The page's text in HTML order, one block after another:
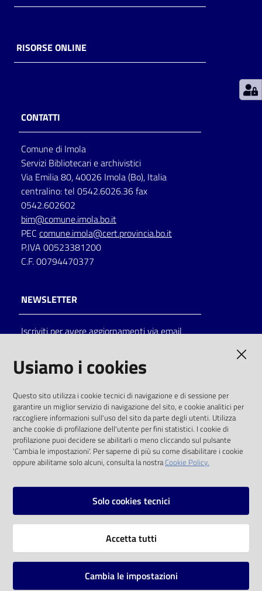
Decentrate
Seguici
su
on line
Eventi
Chiedi al
bibliotecario
Avvisi
RISORSE ONLINE
CONTATTI
Comune di Imola
Servizi Bibliotecari e archivistici
Via Emilia 80, 40026 Imola (Bo), Italia
centralino: tel 0542.6026.36 fax
0542.602602
bim@comune.imola.bo.it
PEC comune.imola@cert.provincia.bo.it
P.IVA 00523381200
C.F. 00794470377
NEWSLETTER
Iscriviti per avere aggiornamenti via email
solo alle condizioni previste dalla direttiva
comunitaria 2003/98/CE e dal d.lgs. 36/2006
SOCIAL
Instagram
Vai alla pagina
Usiamo i cookies
Questo sito utilizza i cookie tecnici di navigazione e di sessione per
garantire un miglior servizio di navigazione del sito, e cookie analitici per
raccogliere informazioni sull'uso del sito da parte degli utenti. Utilizza
anche cookie di profilazione dell'utente per fini statistici. I cookie di
profilazione puoi decidere se abilitarli o meno cliccando sul pulsante
'Cambia le impostazioni'. Per saperne di più su come disabilitare i cookie
oppure abilitarne solo alcuni, consulta la nostraCookie Policy.
Solo cookies tecnici
Accetta tutti
Cambia le impostazioni